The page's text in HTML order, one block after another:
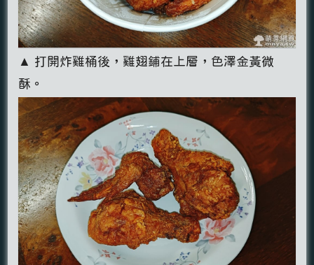
▲ 打開炸雞桶後，雞翅鋪在上層，色澤金黃微
酥。